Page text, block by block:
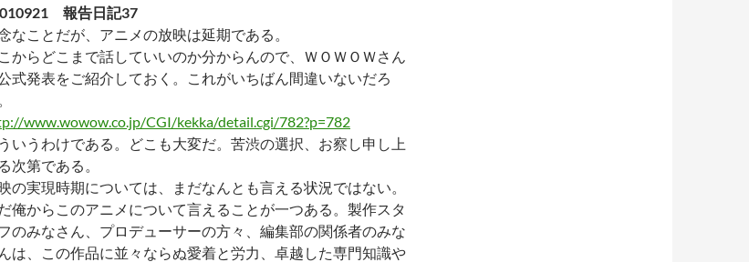
報告日記37
なことだが、アニメの放映は延期である。
からどこまで話していいのか分からんので、ＷＯＷＯＷさん
式発表をご紹介しておく。これがいちばん間違いないだろ
www.wowow.co.jp/CGI/kekka/detail.cgi/782?p=782
いうわけである。どこも大変だ。苦渋の選択、お察し申し上
次第である。
の実現時期については、まだなんとも言える状況ではない。
俺からこのアニメについて言えることが一つある。製作スタ
のみなさん、プロデューサーの方々、編集部の関係者のみな
は、この作品に並々ならぬ愛着と労力、卓越した専門知識や